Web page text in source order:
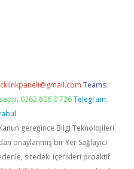
Teams:
0262 606 0 726 Telegram:
Kanun gereğince Bilgi Teknolojileri
onaylanmış bir Yer Sağlayıcı
sitedeki içerikleri proaktif